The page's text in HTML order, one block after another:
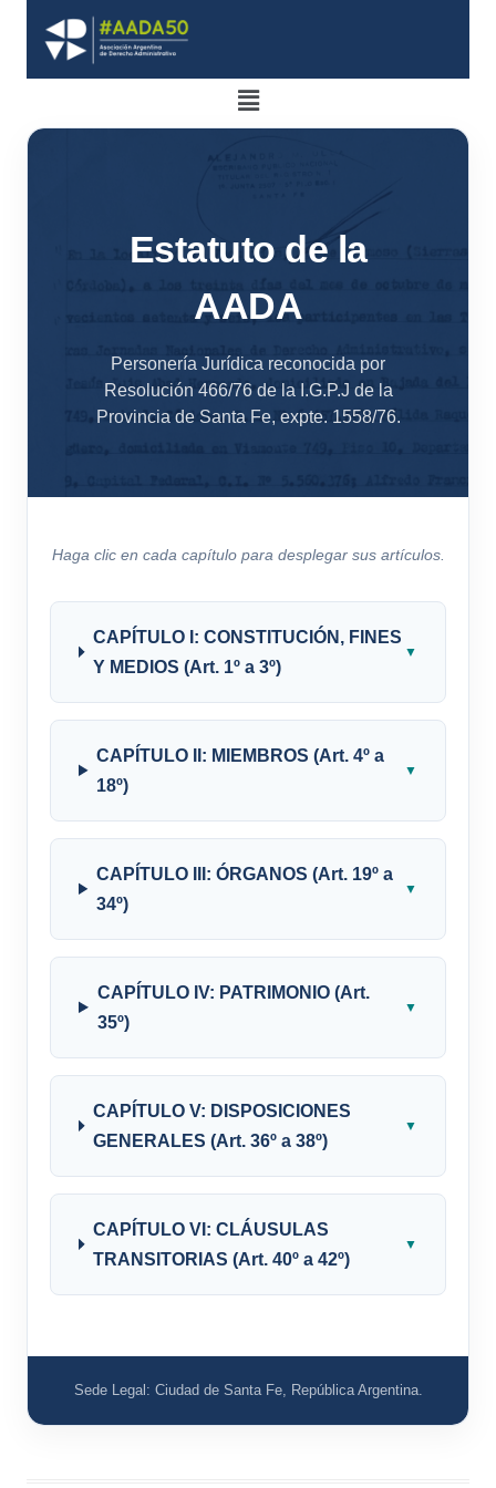
Estatuto de la
AADA
Personería Jurídica reconocida por
Resolución 466/76 de la I.G.P.J de la
Provincia de Santa Fe, expte. 1558/76.
Haga clic en cada capítulo para desplegar sus artículos.
CAPÍTULO I: CONSTITUCIÓN, FINES
Y MEDIOS (Art. 1º a 3º)
▼
CAPÍTULO II: MIEMBROS (Art. 4º a
18º)
▼
CAPÍTULO III: ÓRGANOS (Art. 19º a
34º)
▼
CAPÍTULO IV: PATRIMONIO (Art.
35º)
▼
CAPÍTULO V: DISPOSICIONES
GENERALES (Art. 36º a 38º)
▼
CAPÍTULO VI: CLÁUSULAS
TRANSITORIAS (Art. 40º a 42º)
▼
Sede Legal: Ciudad de Santa Fe, República Argentina.